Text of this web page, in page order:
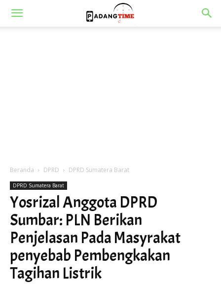
Beranda DPRD DPRD Sumatera Barat
DPRD Sumatera Barat
Yosrizal Anggota DPRD
Sumbar: PLN Berikan
Penjelasan Pada Masyrakat
penyebab Pembengkakan
Tagihan Listrik